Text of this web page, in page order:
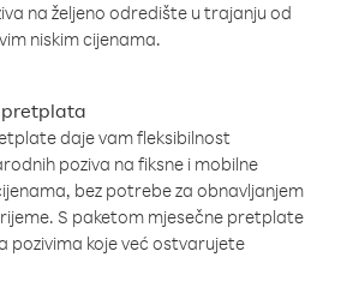
na željeno odredište u trajanju od
niskim cijenama.
pretplata
daje vam fleksibilnost
poziva na fiksne i mobilne
bez potrebe za obnavljanjem
S paketom mjesečne pretplate
pozivima koje već ostvarujete